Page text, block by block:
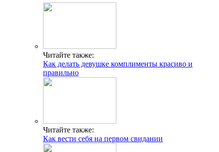
Читайте также:
Как делать девушке комплименты красиво и
правильно
Читайте также:
Как вести себя на первом свидании